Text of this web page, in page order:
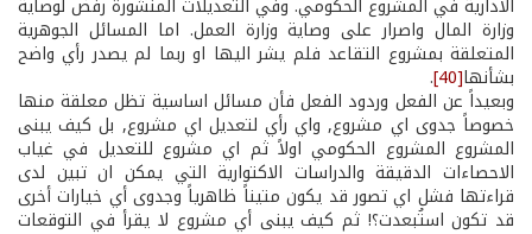
الادارية في المشروع الحكومي. وفي التعديلات المنشورة رفض لوصاية
وزارة المال واصرار على وصاية وزارة العمل. اما المسائل الجوهرية
المتعلقة بمشروع التقاعد فلم يشر اليها او ربما لم يصدر رأي واضح
بشأنها[40]
.
وبعيداً عن الفعل وردود الفعل فأن مسائل اساسية تظل معلقة منها
خصوصاً جدوى اي مشروع, واي رأي لتعديل اي مشروع, بل كيف يبنى
المشروع ­المشروع الحكومي اولاً ثم اي مشروع للتعديل­ في غياب
الاحصاءات الدقيقة والدراسات الاكتوارية التي يمكن ان تبين لدى
قراءتها فشل اي تصور قد يكون متيناً ظاهرياً وجدوى أي خيارات أخرى
قد تكون استُبعدت؟! ثم كيف يبنى أي مشروع لا يقرأ في التوقعات